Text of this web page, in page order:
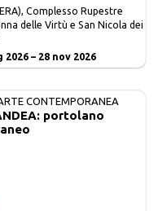
Complesso Rupestre
delle Virtù e San Nicola dei
2026 – 28 nov 2026
CONTEMPORANEA
portolano